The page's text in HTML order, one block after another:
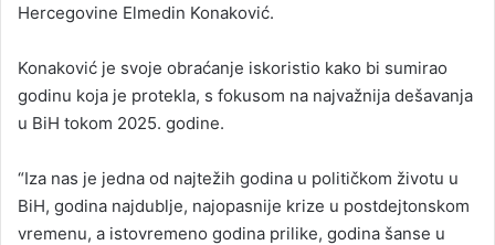
Hercegovine Elmedin Konaković.
Konaković je svoje obraćanje iskoristio kako bi sumirao
godinu koja je protekla, s fokusom na najvažnija dešavanja
u BiH tokom 2025. godine.
“Iza nas je jedna od najtežih godina u političkom životu u
BiH, godina najdublje, najopasnije krize u postdejtonskom
vremenu, a istovremeno godina prilike, godina šanse u